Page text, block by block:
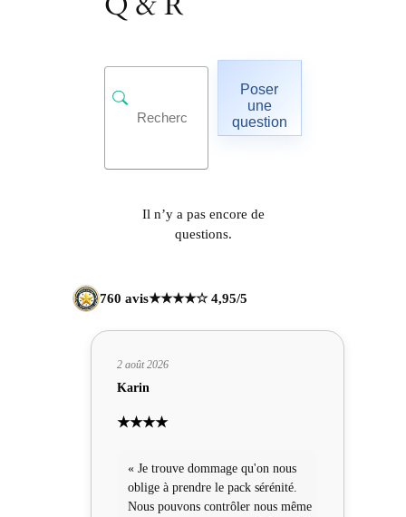
Poser
une
question
Il n’y a pas encore de
questions.
760 avis★★★★☆ 4,95/5
2 août 2026
Karin
★★★★
« Je trouve dommage qu'on nous
oblige à prendre le pack sérénité.
Nous pouvons contrôler nous même